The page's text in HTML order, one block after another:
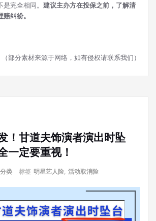
完全相同。 建议主办方在投保之前，了解清
纠纷。
（部分素材来源于网络，如有侵权请联系我们）
！甘道夫饰演者演出时坠
一定要重视！
类 标签 明星艺人险, 活动取消险